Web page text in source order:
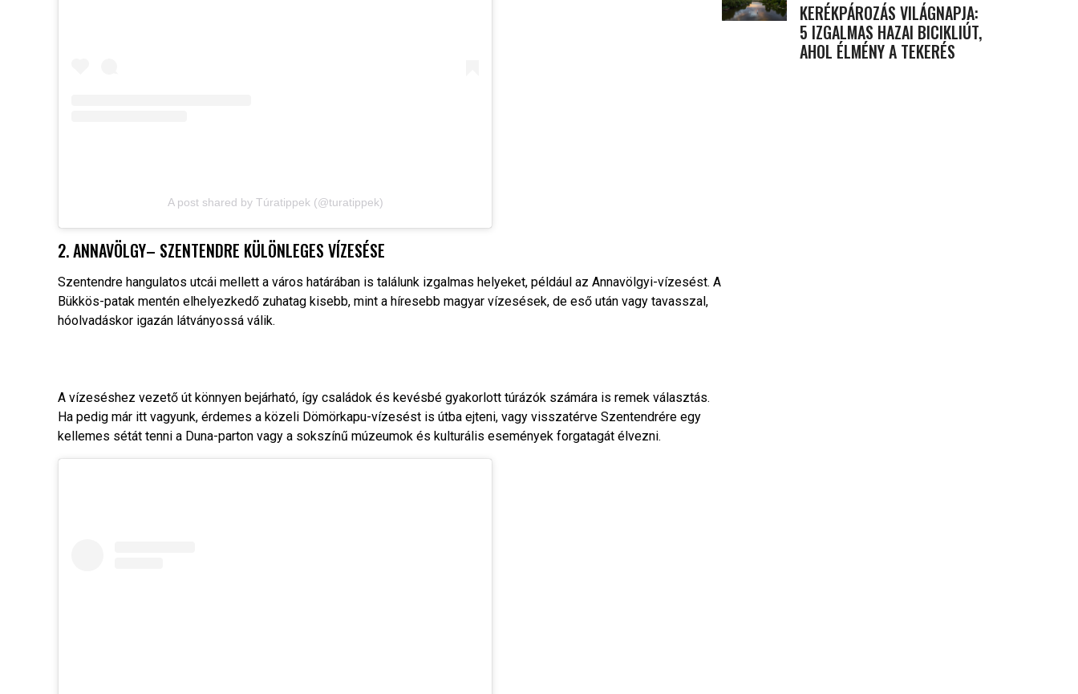
A post shared by Túratippek (@turatippek)
2. ANNAVÖLGY– SZENTENDRE KÜLÖNLEGES VÍZESÉSE
Szentendre hangulatos utcái mellett a város határában is találunk izgalmas helyeket, például az Annavölgyi-vízesést. A
Bükkös-patak mentén elhelyezkedő zuhatag kisebb, mint a híresebb magyar vízesések, de eső után vagy tavasszal,
hóolvadáskor igazán látványossá válik.
A vízeséshez vezető út könnyen bejárható, így családok és kevésbé gyakorlott túrázók számára is remek választás.
Ha pedig már itt vagyunk, érdemes a közeli Dömörkapu-vízesést is útba ejteni, vagy visszatérve Szentendrére egy
kellemes sétát tenni a Duna-parton vagy a sokszínű múzeumok és kulturális események forgatagát élvezni.
KERÉKPÁROZÁS VILÁGNAPJA:
5 IZGALMAS HAZAI BICIKLIÚT,
AHOL ÉLMÉNY A TEKERÉS